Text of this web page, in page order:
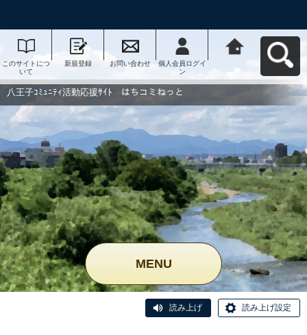
このサイトにつ
いて
新規登録 お問い合わせ
個人会員ログイ
ン
動応援ｻｲﾄ はち
コミねっとへ戻
八王子ｺﾐｭﾆﾃｨ活動応援ｻｲﾄ はちコミねっと
MENU
読み上げ 読み上げ設定